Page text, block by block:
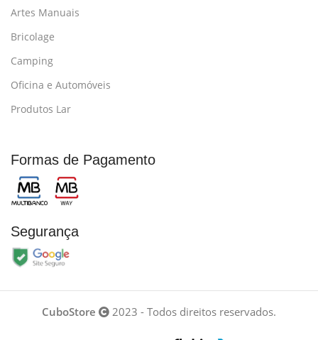
Artes Manuais
Bricolage
Camping
Oficina e Automóveis
Produtos Lar
Formas de Pagamento
Segurança
CuboStore 2023 - Todos direitos reservados.